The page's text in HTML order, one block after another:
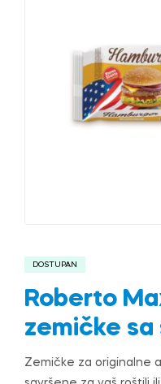
DOSTUPAN
Roberto
zemičke sa
Zemičke za originalne